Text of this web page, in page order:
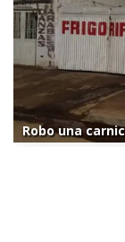
Robo una